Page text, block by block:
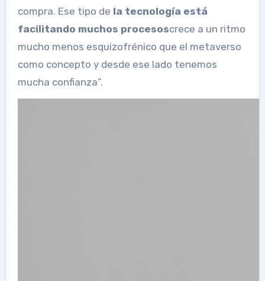
compra. Ese tipo de la tecnología está
facilitando muchos procesoscrece a un ritmo
mucho menos esquizofrénico que el metaverso
como concepto y desde ese lado tenemos
mucha confianza”.